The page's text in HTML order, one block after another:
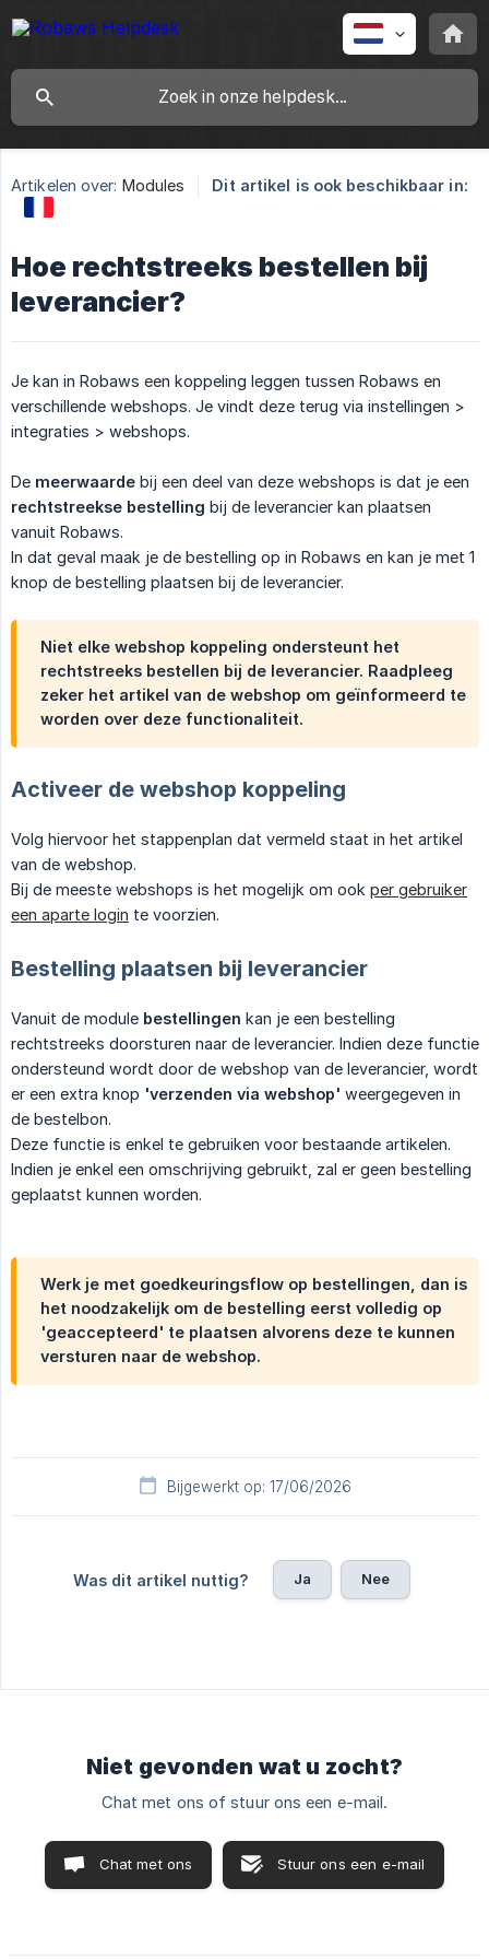
Artikelen over: Modules Dit artikel is ook beschikbaar in:
Hoe rechtstreeks bestellen bij
leverancier?
Je kan in Robaws een koppeling leggen tussen Robaws en
verschillende webshops. Je vindt deze terug via instellingen >
integraties > webshops.
De meerwaarde bij een deel van deze webshops is dat je een
rechtstreekse bestelling bij de leverancier kan plaatsen
vanuit Robaws.
In dat geval maak je de bestelling op in Robaws en kan je met 1
knop de bestelling plaatsen bij de leverancier.
Niet elke webshop koppeling ondersteunt het
rechtstreeks bestellen bij de leverancier. Raadpleeg
zeker het artikel van de webshop om geïnformeerd te
worden over deze functionaliteit.
Activeer de webshop koppeling
Volg hiervoor het stappenplan dat vermeld staat in het artikel
van de webshop.
Bij de meeste webshops is het mogelijk om ook per gebruiker
een aparte login te voorzien.
Bestelling plaatsen bij leverancier
Vanuit de module bestellingen kan je een bestelling
rechtstreeks doorsturen naar de leverancier. Indien deze functie
ondersteund wordt door de webshop van de leverancier, wordt
er een extra knop 'verzenden via webshop' weergegeven in
de bestelbon.
Deze functie is enkel te gebruiken voor bestaande artikelen.
Indien je enkel een omschrijving gebruikt, zal er geen bestelling
geplaatst kunnen worden.
Werk je met goedkeuringsflow op bestellingen, dan is
het noodzakelijk om de bestelling eerst volledig op
'geaccepteerd' te plaatsen alvorens deze te kunnen
versturen naar de webshop.
Bijgewerkt op: 17/06/2026
Was dit artikel nuttig? Ja Nee
Niet gevonden wat u zocht?
Chat met ons of stuur ons een e-mail.
Chat met ons Stuur ons een e-mail